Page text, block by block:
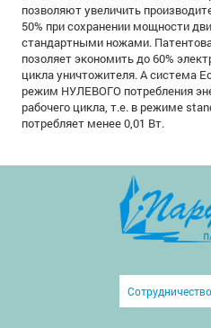
позволяют увеличить
50% при сохранении мощности
стандартными ножами.
позоляет экономить до 60%
цикла уничтожителя. А система
режим НУЛЕВОГО потребления
рабочего цикла, т.е. в режиме
потребляет менее 0,01 Вт.